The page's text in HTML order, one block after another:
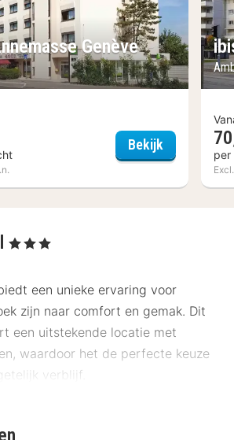
Genève
Bekijk ibis Styles
per
, 3 Sterren
een unieke ervaring voor
zijn naar comfort en gemak. Dit
een uitstekende locatie met
waardoor het de perfecte keuze
verblijf.
een steenworp afstand van het